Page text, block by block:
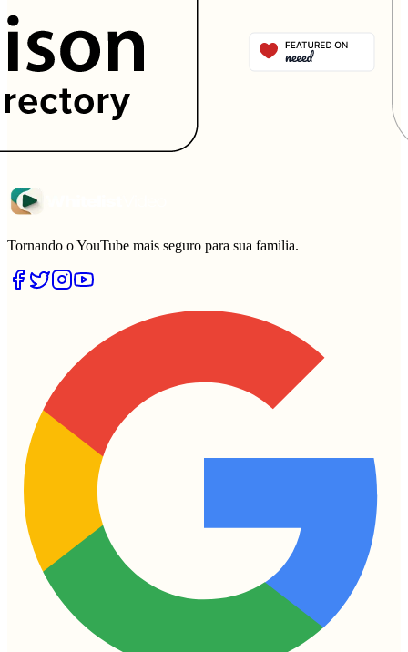
Tornando o YouTube mais seguro para sua familia.